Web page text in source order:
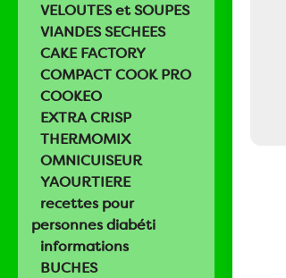
VELOUTES et SOUPES
VIANDES SECHEES
CAKE FACTORY
COMPACT COOK PRO
COOKEO
EXTRA CRISP
THERMOMIX
OMNICUISEUR
YAOURTIERE
recettes pour
personnes diabéti
informations
BUCHES